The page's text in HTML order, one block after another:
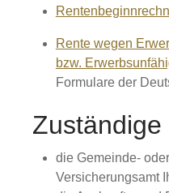
Rente wegen
bzw.
Formulare der
Zuständige
die Gemeinde-
Versicherungsamt